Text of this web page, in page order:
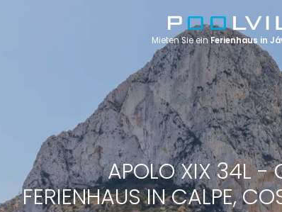
APOLO XIX 34L -
FERIENHAUS IN CALPE,
Mieten Sie einFerienhaus in